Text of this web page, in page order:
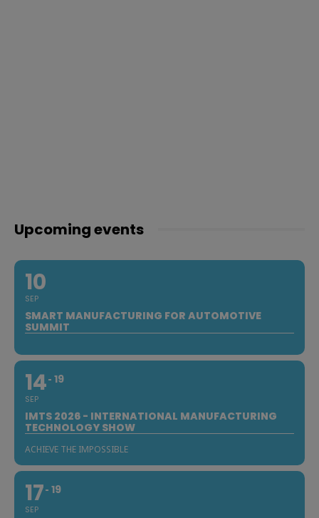
Upcoming events
10
SEP
SMART MANUFACTURING FOR AUTOMOTIVE
SUMMIT
14
SEP
19
IMTS 2026 - INTERNATIONAL MANUFACTURING
TECHNOLOGY SHOW
ACHIEVE THE IMPOSSIBLE
17
SEP
19